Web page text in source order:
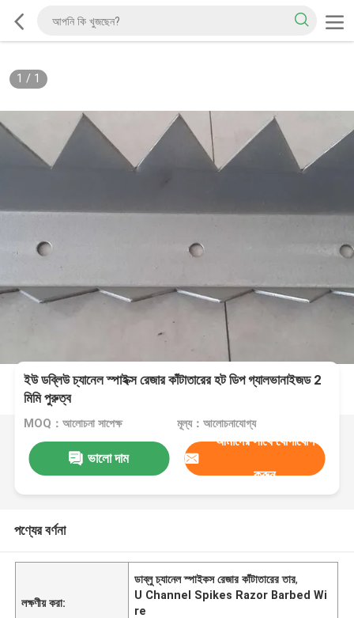
1 / 1
ইউ ডব্লিউ চ্যানেল স্পাইক্স রেজার কাঁটাতারের হট ডিপ গ্যালভানাইজড 2
মিমি পুরুত্ব
MOQ：আলোচনা সাপেক্ষ মূল্য：আলোচনাযোগ্য
ভালো দাম
আমাদের সাথে যোগাযোগ
করুন
পণ্যের বর্ণনা
লক্ষণীয় করা:
ডাব্লু চ্যানেল স্পাইকস রেজার কাঁটাতারের তার,
U Channel Spikes Razor Barbed Wi
re